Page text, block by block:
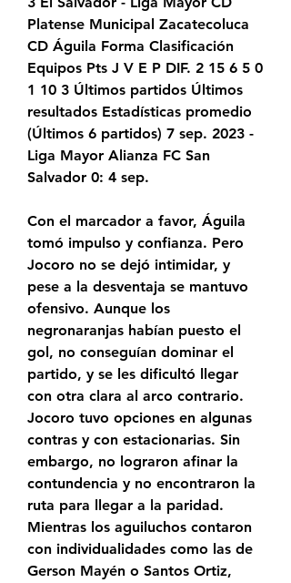
Platense Municipal Zacatecoluca
CD Águila Forma Clasificación
Equipos Pts J V E P DIF. 2 15 6 5 0
1 10 3 Últimos partidos Últimos
resultados Estadísticas promedio
(Últimos 6 partidos) 7 sep. 2023 -
Liga Mayor Alianza FC San
Salvador 0: 4 sep.
Con el marcador a favor, Águila
tomó impulso y confianza. Pero
Jocoro no se dejó intimidar, y
pese a la desventaja se mantuvo
ofensivo. Aunque los
negronaranjas habían puesto el
gol, no conseguían dominar el
partido, y se les dificultó llegar
con otra clara al arco contrario.
Jocoro tuvo opciones en algunas
contras y con estacionarias. Sin
embargo, no lograron afinar la
contundencia y no encontraron la
ruta para llegar a la paridad.
Mientras los aguiluchos contaron
con individualidades como las de
Gerson Mayén o Santos Ortiz,